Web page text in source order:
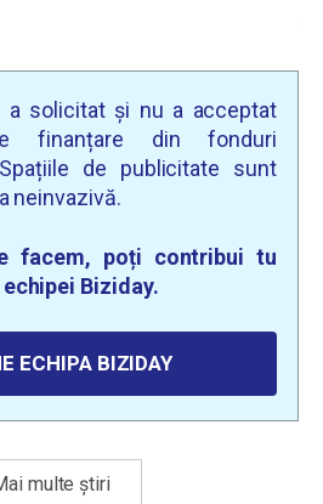
a solicitat și nu a acceptat
finanțare din fonduri
de publicitate sunt
neinvazivă.
facem, poți contribui tu
Biziday.
ECHIPA BIZIDAY
multe știri